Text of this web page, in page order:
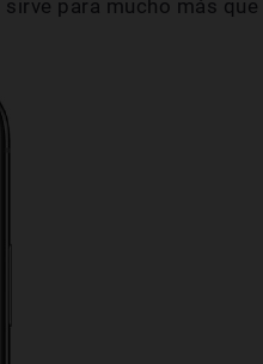
sirve para mucho más que